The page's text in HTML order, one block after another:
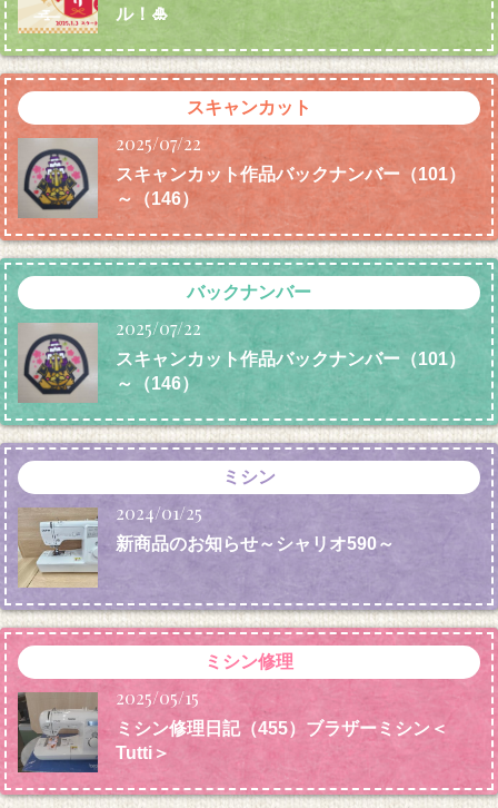
ル！🎍
スキャンカット
2025/07/22
スキャンカット作品バックナンバー（101）
～（146）
バックナンバー
2025/07/22
スキャンカット作品バックナンバー（101）
～（146）
ミシン
2024/01/25
新商品のお知らせ～シャリオ590～
ミシン修理
2025/05/15
ミシン修理日記（455）ブラザーミシン＜
Tutti＞